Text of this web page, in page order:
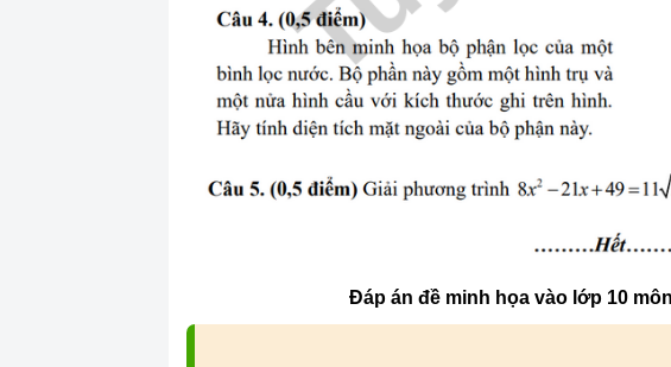
Đáp án đề minh họa vào lớp 10